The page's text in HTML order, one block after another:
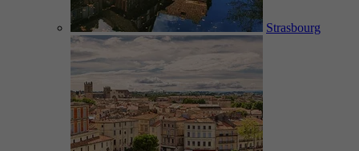
Strasbourg